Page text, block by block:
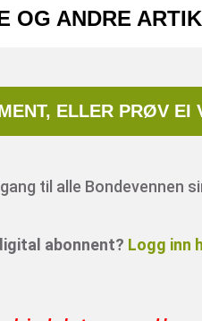
OG ANDRE
ELLER PRØV EI
til alle Bondevennen
abonnent? Logg inn